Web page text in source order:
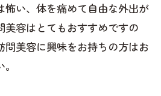
怖い、体を痛めて自由な外出が
美容はとてもおすすめですの
問美容に興味をお持ちの方はお